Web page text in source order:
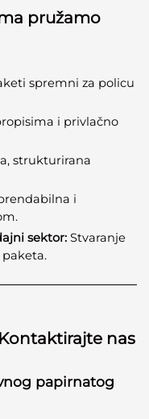
pružamo
spremni za policu
i privlačno
strukturirana
i
sektor: Stvaranje
nas
papirnatog